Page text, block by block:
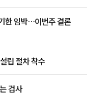
한 임박…이번주 결론
립 절차 착수
검사